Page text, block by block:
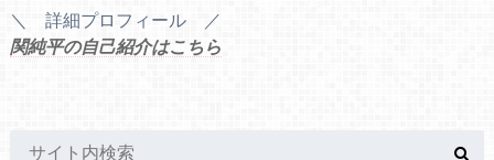
＼ 詳細プロフィール ／
関純平の自己紹介はこちら